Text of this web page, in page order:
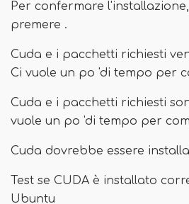
Per confermare
premere .
Cuda e i pacchetti richiesti
Ci vuole un po 'di tempo per
Cuda e i pacchetti richiesti
vuole un po 'di tempo per
Cuda dovrebbe essere
Test se CUDA è installato
Ubuntu